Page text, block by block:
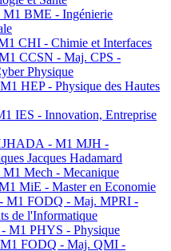
BME - Ingénierie
CHI - Chimie et Interfaces
CCSN - Maj. CPS -
Physique
HEP - Physique des Hautes
IES - Innovation, Entreprise
- M1 MJH -
Jacques Hadamard
Mech - Mecanique
MiE - Master en Economie
M1 FODQ - Maj. MPRI -
de l'Informatique
M1 PHYS - Physique
FODQ - Maj. QMI -